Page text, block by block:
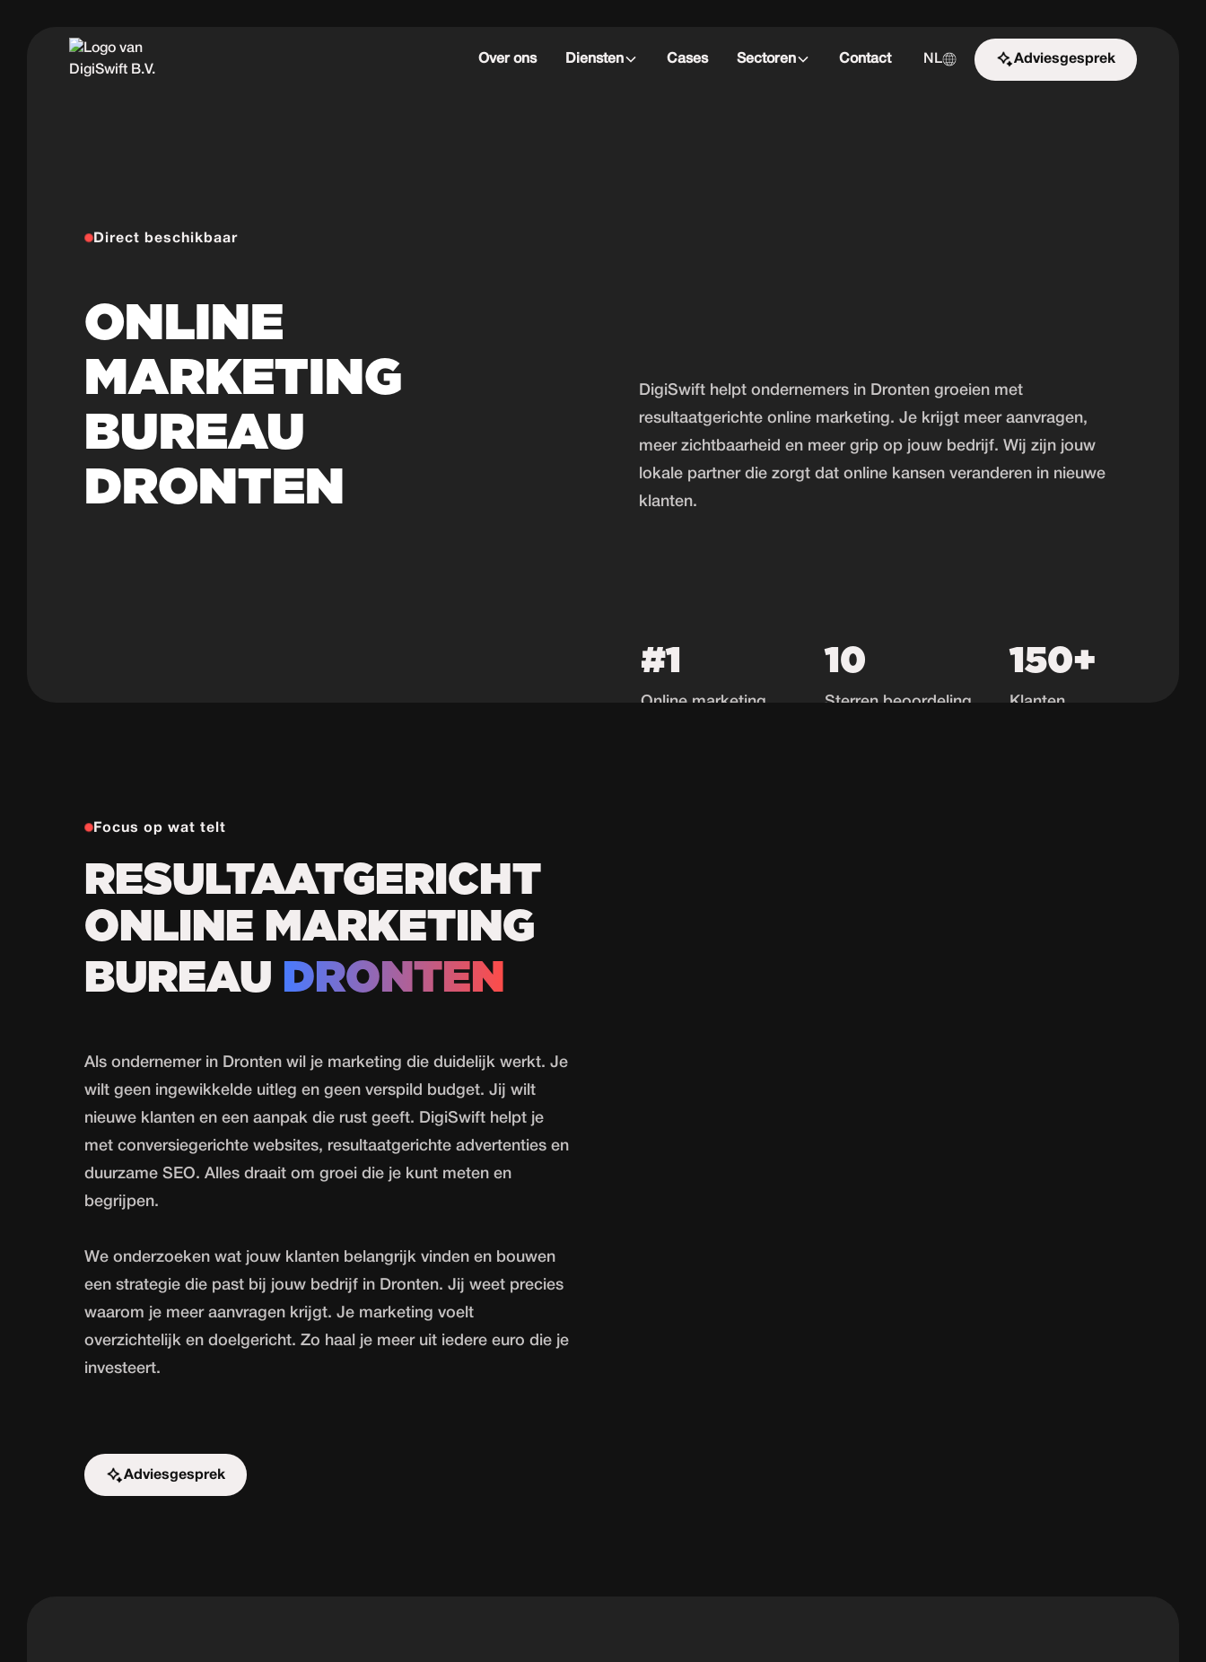
Over ons Diensten Cases Sectoren Contact NL
Adviesgesprek
Start de uitdaging
Direct beschikbaar
ONLINE
MARKETING
BUREAU
DRONTEN
DigiSwift helpt ondernemers in Dronten groeien met
resultaatgerichte online marketing. Je krijgt meer aanvragen,
meer zichtbaarheid en meer grip op jouw bedrijf. Wij zijn jouw
lokale partner die zorgt dat online kansen veranderen in nieuwe
klanten.
#1
Online marketing
10
Sterren beoordeling
150+
Klanten
Focus op wat telt
RESULTAATGERICHT
ONLINE MARKETING
BUREAU DRONTEN
Als ondernemer in Dronten wil je marketing die duidelijk werkt. Je
wilt geen ingewikkelde uitleg en geen verspild budget. Jij wilt
nieuwe klanten en een aanpak die rust geeft. DigiSwift helpt je
met conversiegerichte websites, resultaatgerichte advertenties en
duurzame SEO. Alles draait om groei die je kunt meten en
begrijpen.
We onderzoeken wat jouw klanten belangrijk vinden en bouwen
een strategie die past bij jouw bedrijf in Dronten. Jij weet precies
waarom je meer aanvragen krijgt. Je marketing voelt
overzichtelijk en doelgericht. Zo haal je meer uit iedere euro die je
investeert.
Adviesgesprek
Start de uitdaging